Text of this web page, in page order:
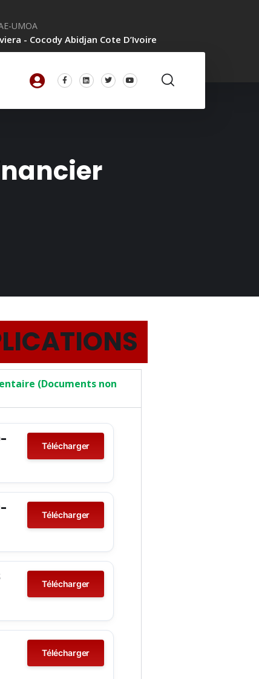
UMOA
- Cocody Abidjan Cote D’Ivoire
(Documents non
Télécharger
Télécharger
Télécharger
Télécharger